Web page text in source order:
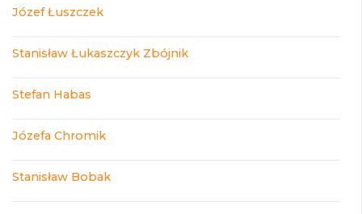
Józef Łuszczek
Stanisław Łukaszczyk Zbójnik
Stefan Habas
Józefa Chromik
Stanisław Bobak